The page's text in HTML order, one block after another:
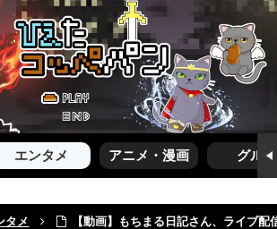
エンタメ アニメ・漫画 グルメ
タメ 【動画】もちまる日記さん、ライブ